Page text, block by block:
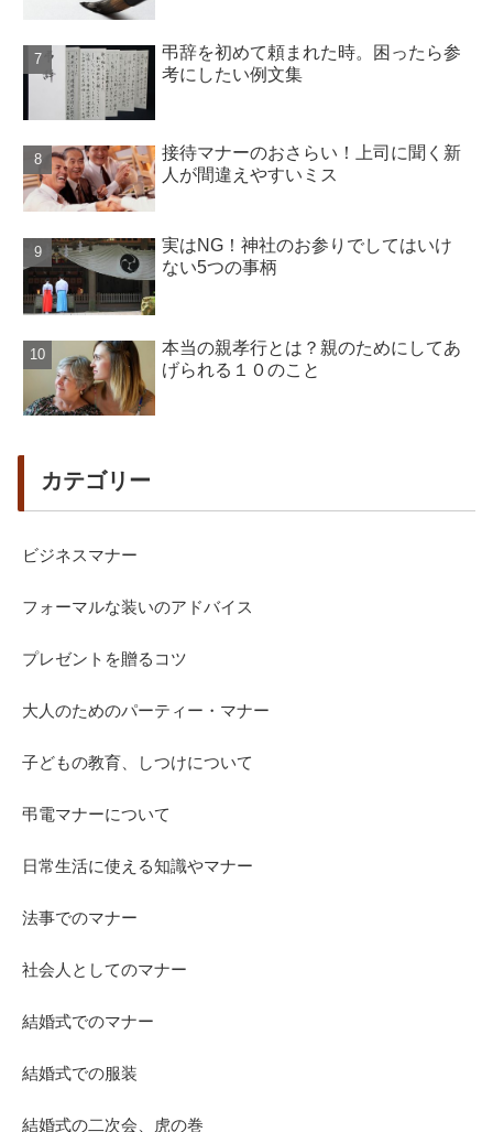
弔辞を初めて頼まれた時。困ったら参
考にしたい例文集
接待マナーのおさらい！上司に聞く新
人が間違えやすいミス
実はNG！神社のお参りでしてはいけ
ない5つの事柄
本当の親孝行とは？親のためにしてあ
げられる１０のこと
カテゴリー
ビジネスマナー
フォーマルな装いのアドバイス
プレゼントを贈るコツ
大人のためのパーティー・マナー
子どもの教育、しつけについて
弔電マナーについて
日常生活に使える知識やマナー
法事でのマナー
社会人としてのマナー
結婚式でのマナー
結婚式での服装
結婚式の二次会、虎の巻